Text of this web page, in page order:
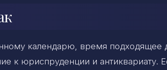
календарю, время подходящее
к юриспруденции и антиквариату.